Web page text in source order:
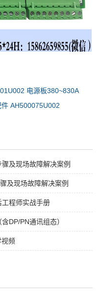
电源板380~830A
AH500075U002
及现场故障解决案例
及现场故障解决案例
程师实战手册
DP/PN通讯组态）
视频